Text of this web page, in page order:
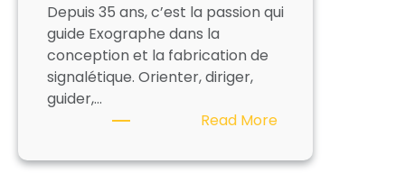
Depuis 35 ans, c’est la passion qui
guide Exographe dans la
conception et la fabrication de
signalétique. Orienter, diriger,
guider,…
Read More: